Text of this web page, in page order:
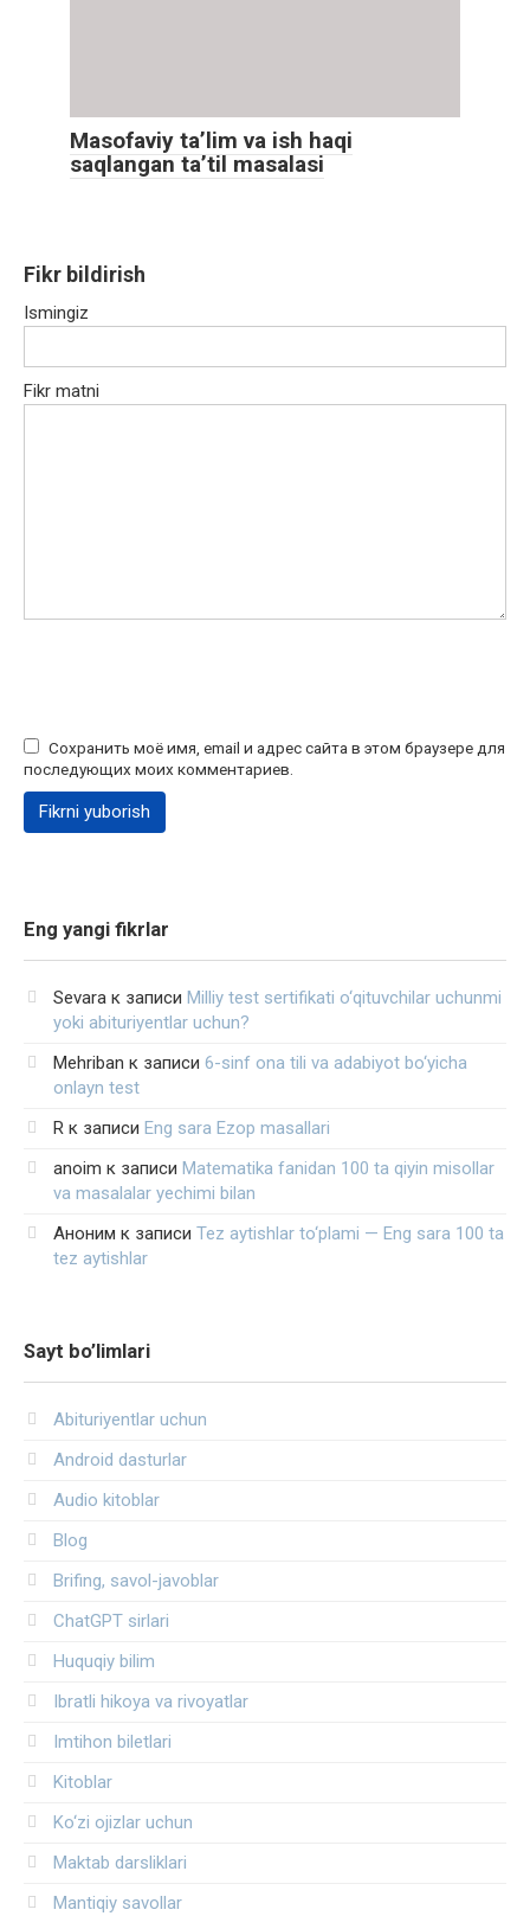
Masofaviy ta’lim va ish haqi
saqlangan ta’til masalasi
Fikr bildirish
Ismingiz
Fikr matni
Сохранить моё имя, email и адрес сайта в этом браузере для
последующих моих комментариев.
Eng yangi fikrlar
Sevara к записи Milliy test sertifikati o‘qituvchilar uchunmi
yoki abituriyentlar uchun?
Mehriban к записи 6-sinf ona tili va adabiyot bo‘yicha
onlayn test
R к записи Eng sara Ezop masallari
anoim к записи Matematika fanidan 100 ta qiyin misollar
va masalalar yechimi bilan
Аноним к записи Tez aytishlar to‘plami — Eng sara 100 ta
tez aytishlar
Sayt bo’limlari
Abituriyentlar uchun
Android dasturlar
Audio kitoblar
Blog
Brifing, savol-javoblar
ChatGPT sirlari
Huquqiy bilim
Ibratli hikoya va rivoyatlar
Imtihon biletlari
Kitoblar
Ko‘zi ojizlar uchun
Maktab darsliklari
Mantiqiy savollar